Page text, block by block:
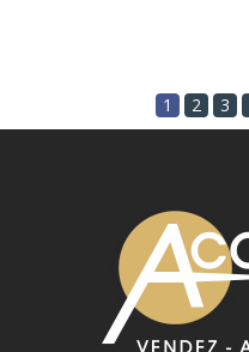
1 2 3